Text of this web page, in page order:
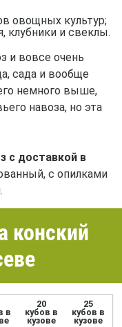
овощных культур;
клубники и свеклы.
и вовсе очень
сада и вообще
немного выше,
навоза, но эта
с доставкой в
с опилками
конский
в
20
кубов в
кузове
25
кубов в
кузове